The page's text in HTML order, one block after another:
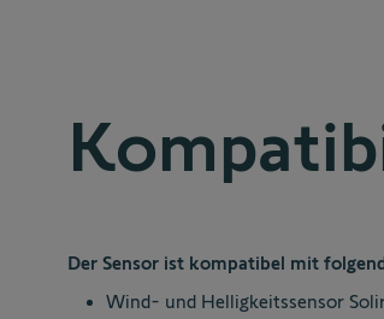
Der Sensor ist kompatibel mit
Wind- und Helligkeitssensor